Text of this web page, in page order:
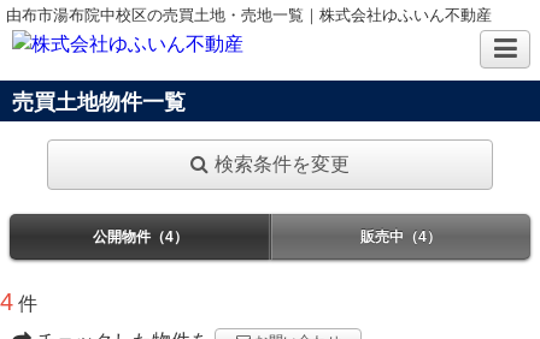
由布市湯布院中校区の売買土地・売地一覧｜株式会社ゆふいん不動産
売買土地物件一覧
検索条件を変更
公開物件（4） 販売中（4）
4 件